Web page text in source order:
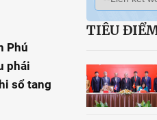
Phú
phái
sổ tang
TIÊU